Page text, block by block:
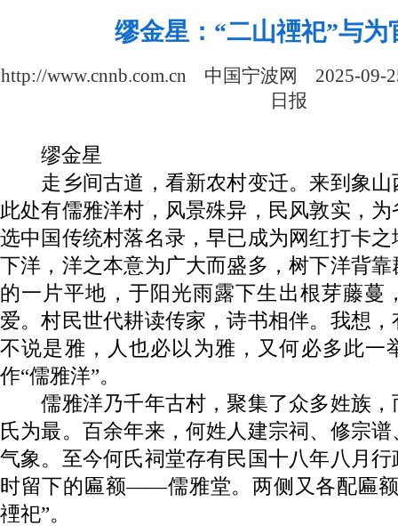
缪金星：“二山禋祀”与为
http://www.cnnb.com.cn 中国宁波网
2025-09-
日报
缪金星
走乡间古道，看新农村变迁。来到象山
此处有儒雅洋村，风景殊异，民风敦实，
选中国传统村落名录，早已成为网红打卡
下洋，洋之本意为广大而盛多，树下洋背
的一片平地，于阳光雨露下生出根芽藤蔓
爱。村民世代耕读传家，诗书相伴。我想
不说是雅，人也必以为雅，又何必多此一
作“儒雅洋”。
儒雅洋乃千年古村，聚集了众多姓族，
氏为最。百余年来，何姓人建宗祠、修宗
气象。至今何氏祠堂存有民国十八年八月
时留下的匾额——儒雅堂。两侧又各配匾
禋祀”。